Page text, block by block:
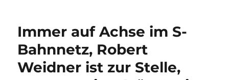
Immer auf Achse im S-
Bahnnetz, Robert
Weidner ist zur Stelle,